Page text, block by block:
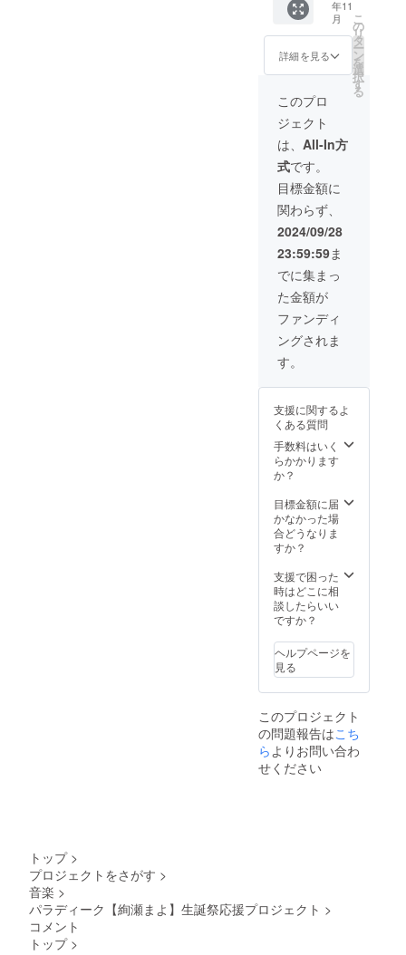
くださ
い。 ③
クラウ
ドファ
定グッ
ズ クラ
ウド
ファン
ディン
グご支
援者限
定の
グッズ
をご用
意させ
ていた
だきま
す。
グッズ
の詳細
は当日
までに
させて
いただ
きま
す。 ④
生誕限
定オリ
プレー
ト リ
ターン
緒にお
送りい
たしま
す。
プレー
トのお
名前
は、備
記載さ
れたお
名前が
使用さ
れま
ご記入
祭支援
者とし
てお名
前を掲
載させ
ていた
だきま
す。 備
考欄に
記載希
望のお
名前
（ニッ
クネー
ム可）
を記載
くださ
い。 ③
クラウ
ドファ
ンディ
ング限
定グッ
ズ クラ
ディン
援者限
定の
グッズ
をご用
意させ
だきま
す。
グッズ
の詳細
までに
別途お
知らせ
させて
きま
す。 ④
生誕限
定オリ
ネーム
プレー
ト リ
ターン
品の郵
名前
は、備
る、の
ぼり旗
を作成
致しま
す。 の
ぼり旗
には生
誕祭支
援者様
のお名
前
（ニッ
クネー
ム可）
が記載
されま
す。 生
誕祭終
了後、
1〜3週
間で直
筆サイ
ン入り
の のぼ
スタン
属しま
せん)を
ご自宅
へ郵送
させて
きま
す。 ③
フラ
ワース
(名前掲
載 ) 当
日会場
にある
ワース
タンド
に生誕
祭支援
てお名
前を掲
載させ
ていた
だきま
を記載
くださ
が記載
された
単独ス
タンド
花を会
場に設
置致し
ます。
単独ス
タンド
花の前
で撮影
したソ
ロチェ
キを後
日、リ
ターン
品と共
に郵送
いたし
ます。
②集合
写真SP
クレ
載に使
生誕祭
の集合
写真
に、特
別支援
してお
名前を
記載さ
せてい
ます。
また、
作成し
た集合
データ
はメー
ルにて
後日お
せてい
ただき
ます。
③のぼ
り旗 当
ぼり旗
には生
年11
月
詳細を見る
こ
の
リ
タ
ー
ン
を
選
択
す
る
このプロ
ジェクト
は、 All-In方
式です。
目標金額に
関わらず、
2024/09/28
23:59:59ま
でに集まっ
た金額が
ファンディ
ングされま
す。
支援に関するよ
くある質問
手数料はいく
らかかります
か？
目標金額に届
かなかった場
合どうなりま
すか？
支援で困った
時はどこに相
談したらいい
ですか？
ヘルプページを
見る
このプロジェクト
の問題報告はこち
らよりお問い合わ
せください
トップ >
プロジェクトをさがす >
音楽 >
パラディーク【絢瀬まよ】生誕祭応援プロジェクト >
コメント
トップ >